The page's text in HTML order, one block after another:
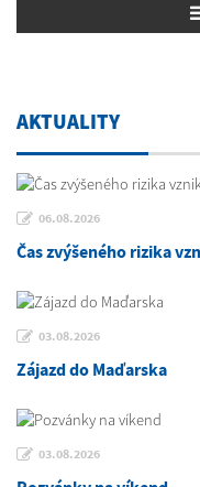
AKTUALITY
06.08.2026
Čas zvýšeného rizika
03.08.2026
Zájazd do Maďarska
03.08.2026